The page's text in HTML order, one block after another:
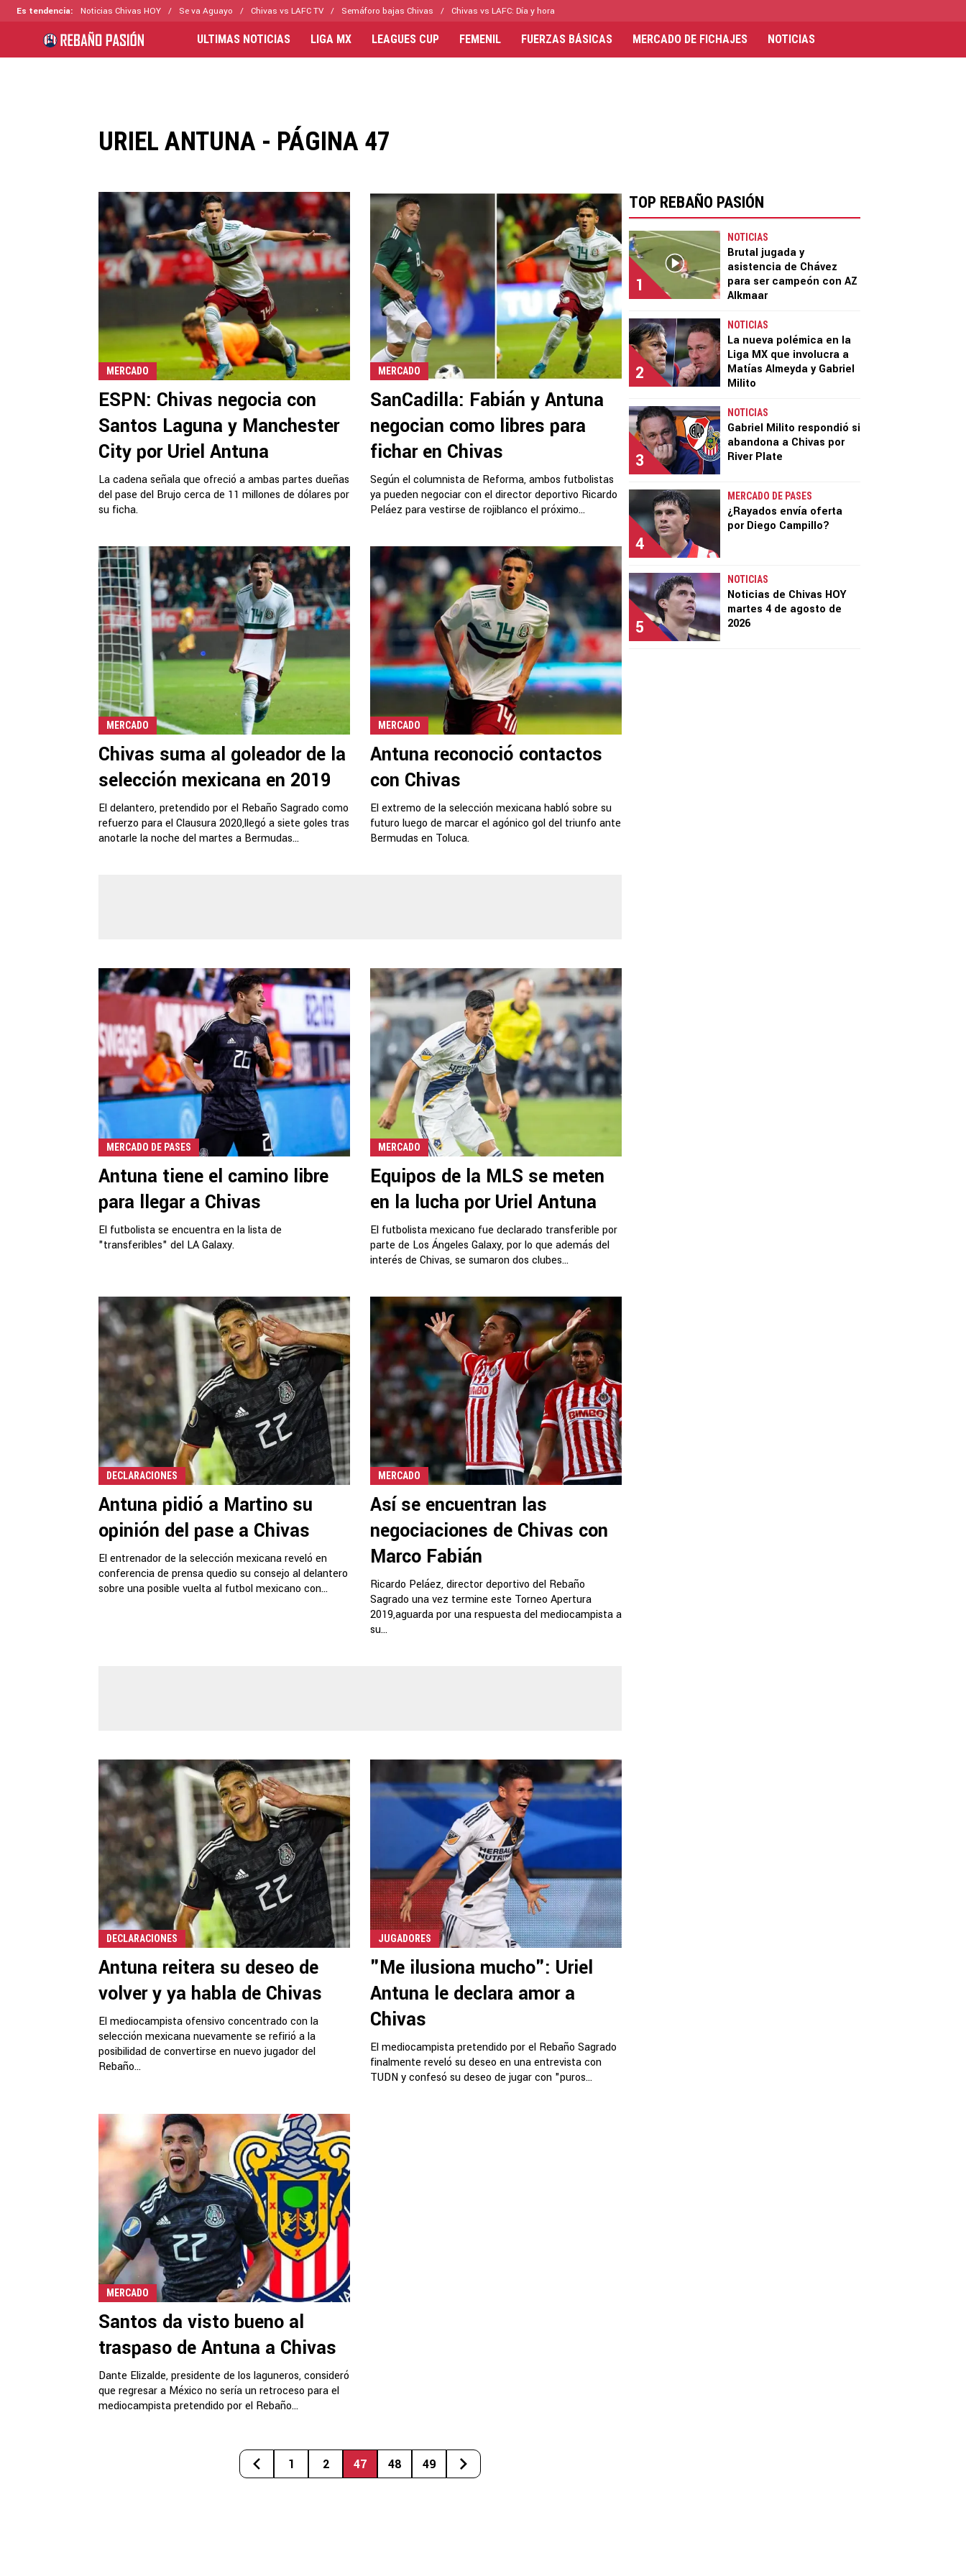
Es tendencia: Noticias Chivas HOY Se va Aguayo Chivas vs LAFC TV Semáforo bajas Chivas Chivas vs LAFC: Día y hora
ULTIMAS NOTICIAS LIGA MX LEAGUES CUP FEMENIL FUERZAS BÁSICAS MERCADO DE FICHAJES NOTICIAS
URIEL ANTUNA - PÁGINA 47
MERCADO
ESPN: Chivas negocia con
Santos Laguna y Manchester
City por Uriel Antuna
La cadena señala que ofreció a ambas partes dueñas
del pase del Brujo cerca de 11 millones de dólares por
su ficha.
MERCADO
SanCadilla: Fabián y Antuna
negocian como libres para
fichar en Chivas
Según el columnista de Reforma, ambos futbolistas
ya pueden negociar con el director deportivo Ricardo
Peláez para vestirse de rojiblanco el próximo...
MERCADO
Chivas suma al goleador de la
selección mexicana en 2019
El delantero, pretendido por el Rebaño Sagrado como
refuerzo para el Clausura 2020,llegó a siete goles tras
anotarle la noche del martes a Bermudas...
MERCADO
Antuna reconoció contactos
con Chivas
El extremo de la selección mexicana habló sobre su
futuro luego de marcar el agónico gol del triunfo ante
Bermudas en Toluca.
MERCADO DE PASES
Antuna tiene el camino libre
para llegar a Chivas
El futbolista se encuentra en la lista de
"transferibles" del LA Galaxy.
MERCADO
Equipos de la MLS se meten
en la lucha por Uriel Antuna
El futbolista mexicano fue declarado transferible por
parte de Los Ángeles Galaxy, por lo que además del
interés de Chivas, se sumaron dos clubes...
DECLARACIONES
Antuna pidió a Martino su
opinión del pase a Chivas
El entrenador de la selección mexicana reveló en
conferencia de prensa quedio su consejo al delantero
sobre una posible vuelta al futbol mexicano con...
MERCADO
Así se encuentran las
negociaciones de Chivas con
Marco Fabián
Ricardo Peláez, director deportivo del Rebaño
Sagrado una vez termine este Torneo Apertura
2019,aguarda por una respuesta del mediocampista a
su...
DECLARACIONES
Antuna reitera su deseo de
volver y ya habla de Chivas
El mediocampista ofensivo concentrado con la
selección mexicana nuevamente se refirió a la
posibilidad de convertirse en nuevo jugador del
Rebaño...
JUGADORES
"Me ilusiona mucho": Uriel
Antuna le declara amor a
Chivas
El mediocampista pretendido por el Rebaño Sagrado
finalmente reveló su deseo en una entrevista con
TUDN y confesó su deseo de jugar con "puros...
MERCADO
Santos da visto bueno al
traspaso de Antuna a Chivas
Dante Elizalde, presidente de los laguneros, consideró
que regresar a México no sería un retroceso para el
mediocampista pretendido por el Rebaño...
1 2 47 48 49
TOP REBAÑO PASIÓN
1
NOTICIAS
Brutal jugada y
asistencia de Chávez
para ser campeón con AZ
Alkmaar
2
NOTICIAS
La nueva polémica en la
Liga MX que involucra a
Matías Almeyda y Gabriel
Milito
3
NOTICIAS
Gabriel Milito respondió si
abandona a Chivas por
River Plate
4
MERCADO DE PASES
¿Rayados envía oferta
por Diego Campillo?
5
NOTICIAS
Noticias de Chivas HOY
martes 4 de agosto de
2026